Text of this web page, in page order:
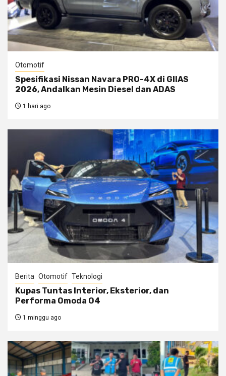
Otomotif
Spesifikasi Nissan Navara PRO-4X di GIIAS
2026, Andalkan Mesin Diesel dan ADAS
1 hari ago
Berita Otomotif Teknologi
Kupas Tuntas Interior, Eksterior, dan
Performa Omoda O4
1 minggu ago